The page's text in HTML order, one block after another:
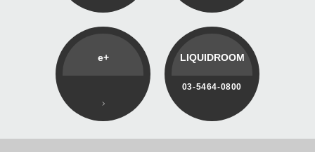
e+ LIQUIDROOM
03-5464-0800